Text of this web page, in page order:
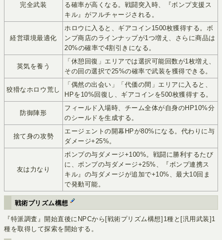
完全武装
る確率が高くなる。戦闘突入時、『ボンプ支援ス
キル』がフルチャージされる。
経営環境最適化
ホロウに入ると、ギアコイン1500枚獲得する。ボ
ンプ商店のラインナップが1つ増え、さらに商品は
20%の確率で4割引きになる。
英気を養う
「休憩回復」エリアでは選択可能回数が1枚増え、
その回の選択で25%の確率で武装を獲得できる。
狡猾なホロウ荒し
「偶然の出会い」「代価の間」エリアに入ると、
HPを10%回復し、ギアコインを500枚獲得する。
防御陣形
フィールド入場時、チーム全体が自身のHP10%分
のシールドを生成する。
捨て身の攻勢
エージェントの開幕HPが80%になる。代わりに与
ダメージ+25%。
友は力なり
ボンプの与ダメージ+100%。戦闘に勝利するたび
に、ボンプの与ダメージ+25%、『ボンプ連携ス
キル』の与ダメージが追加で+10%、最大10回ま
で発動可能。
戦術プリズム構想
『特派調査』開始直後にNPCから[戦術プリズム構想]1種と[汎用武装]1
種を取得して探索を開始する。